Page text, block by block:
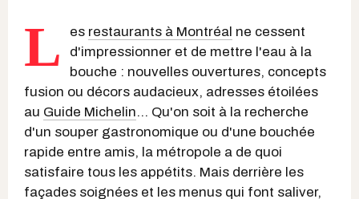
L es restaurants à Montréal ne cessent
d'impressionner et de mettre l'eau à la
bouche : nouvelles ouvertures, concepts
fusion ou décors audacieux, adresses étoilées
au Guide Michelin... Qu'on soit à la recherche
d'un souper gastronomique ou d'une bouchée
rapide entre amis, la métropole a de quoi
satisfaire tous les appétits. Mais derrière les
façades soignées et les menus qui font saliver,